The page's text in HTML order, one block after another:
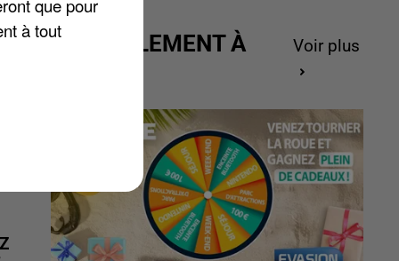
ACTUELLEMENT À
Voir plus
que pour
à tout